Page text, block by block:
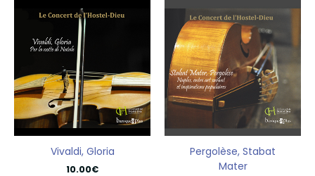
Vivaldi, Gloria
10.00€
Pergolèse, Stabat
Mater